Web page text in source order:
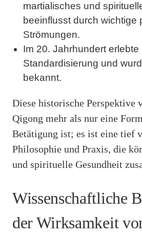
martialisches und
beeinflusst durch wichtige
Strömungen.
Im 20. Jahrhundert
Standardisierung und
bekannt.
Diese historische Perspektive
Qigong mehr als nur eine
Betätigung ist; es ist eine tief
Philosophie und Praxis, die
und spirituelle Gesundheit
Wissenschaftliche
der Wirksamkeit